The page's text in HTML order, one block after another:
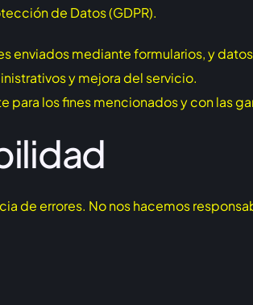
de Datos (GDPR).
enviados mediante formularios, y
y mejora del servicio.
para los fines mencionados y con las
de errores. No nos hacemos